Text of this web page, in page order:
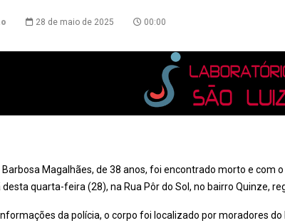
28 de maio de 2025 00:00
Magalhães, de 38 anos, foi encontrado morto e com
quarta-feira (28), na Rua Pôr do Sol, no bairro Quinze,
da polícia, o corpo foi localizado por moradores